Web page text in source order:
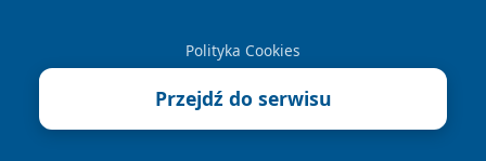
Polityka Cookies
Przejdź do serwisu